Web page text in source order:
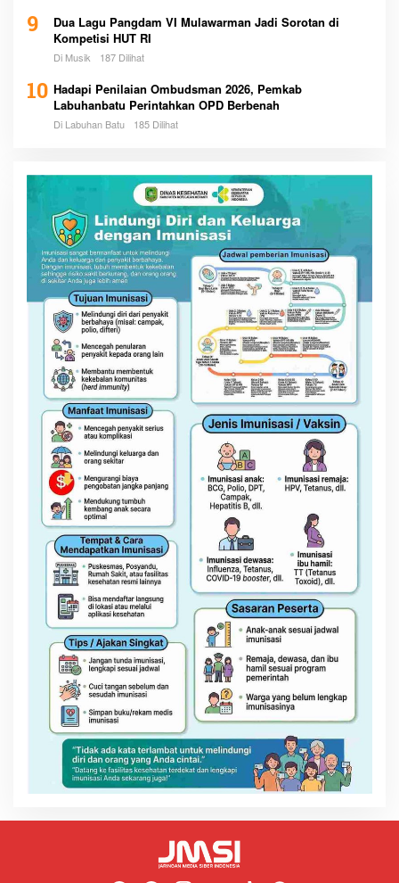
9
Dua Lagu Pangdam VI Mulawarman Jadi Sorotan di
Kompetisi HUT RI
Di Musik 187 Dilihat
10 Hadapi Penilaian Ombudsman 2026, Pemkab
Labuhanbatu Perintahkan OPD Berbenah
Di Labuhan Batu 185 Dilihat